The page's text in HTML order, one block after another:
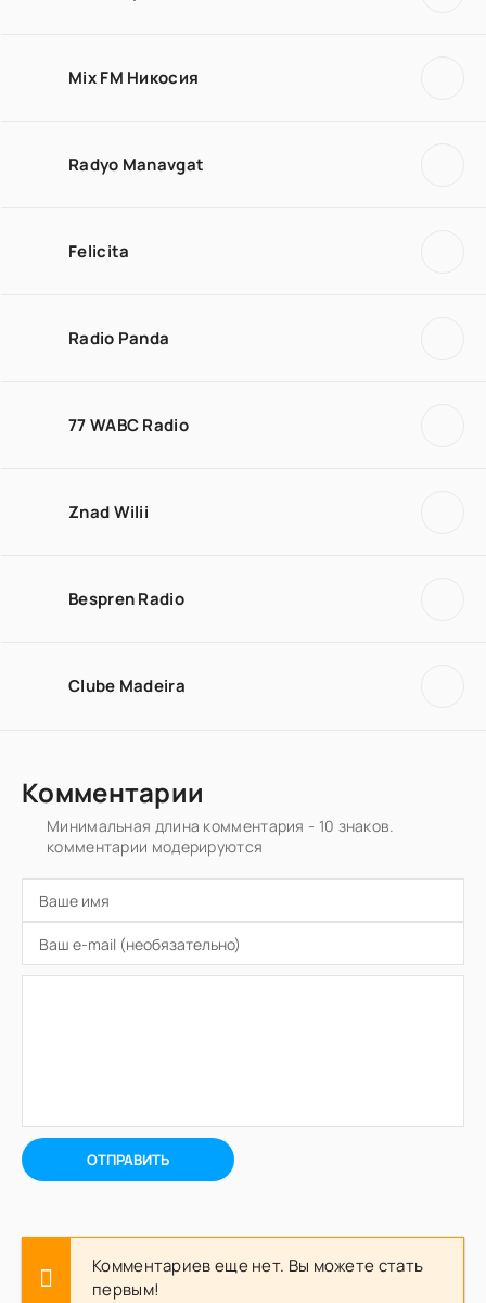
Mix FM Никосия
Radyo Manavgat
Felicita
Radio Panda
77 WABC Radio
Znad Wilii
Bespren Radio
Clube Madeira
Комментарии
Минимальная длина комментария - 10 знаков.
комментарии модерируются
ОТПРАВИТЬ
Комментариев еще нет. Вы можете стать
первым!